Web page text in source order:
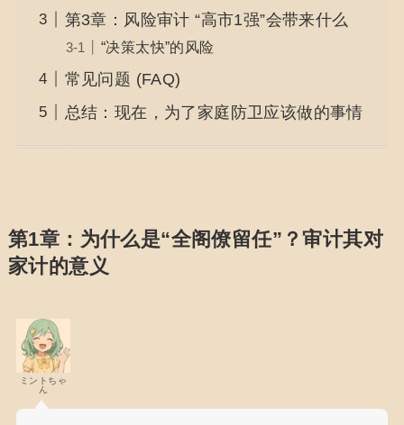
第3章：风险审计 “高市1强”会带来什么
“决策太快”的风险
常见问题 (FAQ)
总结：现在，为了家庭防卫应该做的事情
第1章：为什么是“全阁僚留任”？审计其对
家计的意义
ミントちゃ
ん